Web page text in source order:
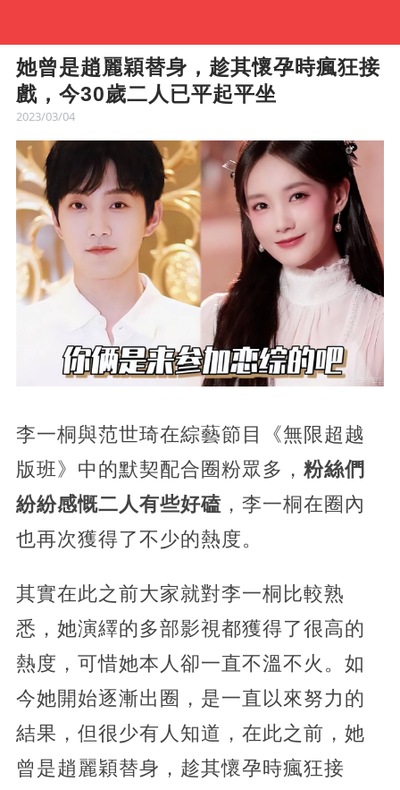
她曾是趙麗穎替身，趁其懷孕時瘋狂接
戲，今30歲二人已平起平坐
2023/03/04
李一桐與范世琦在綜藝節目《無限超越
版班》中的默契配合圈粉眾多， 粉絲們
紛紛感慨二人有些好磕，李一桐在圈內
也再次獲得了不少的熱度。
其實在此之前大家就對李一桐比較熟
悉，她演繹的多部影視都獲得了很高的
熱度，可惜她本人卻一直不溫不火。如
今她開始逐漸出圈，是一直以來努力的
結果，但很少有人知道，在此之前，她
曾是趙麗穎替身，趁其懷孕時瘋狂接